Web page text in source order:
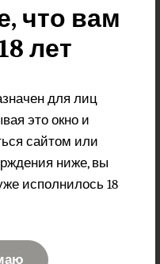
Каберне
вишня, черные
вкус с
что вам
лет
для лиц
это окно и
сайтом или
ниже, вы
исполнилось 18